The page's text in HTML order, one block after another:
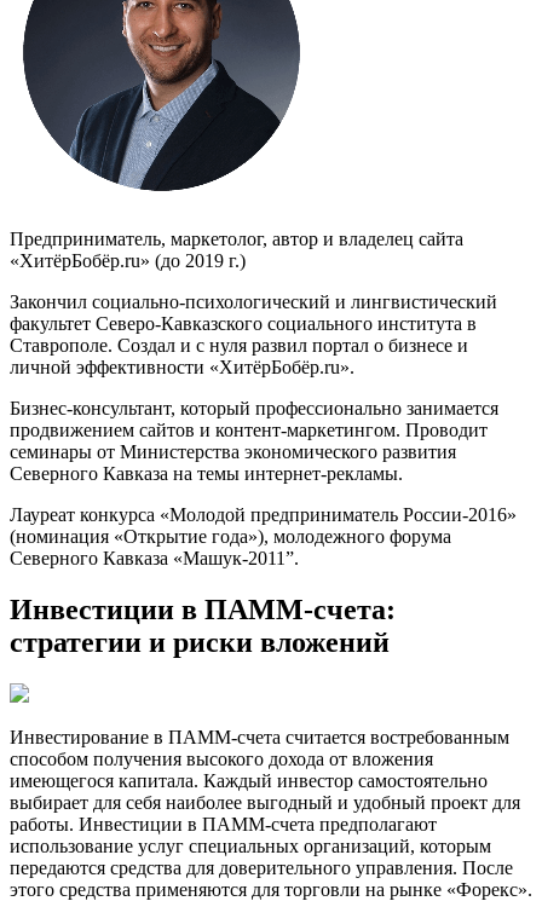
Предприниматель, маркетолог, автор и владелец сайта
«ХитёрБобёр.ru» (до 2019 г.)
Закончил социально-психологический и лингвистический
факультет Северо-Кавказского социального института в
Ставрополе. Создал и с нуля развил портал о бизнесе и
личной эффективности «ХитёрБобёр.ru».
Бизнес-консультант, который профессионально занимается
продвижением сайтов и контент-маркетингом. Проводит
семинары от Министерства экономического развития
Северного Кавказа на темы интернет-рекламы.
Лауреат конкурса «Молодой предприниматель России-2016»
(номинация «Открытие года»), молодежного форума
Северного Кавказа «Машук-2011”.
Инвестиции в ПАММ-счета:
стратегии и риски вложений
Инвестирование в ПАММ-счета считается востребованным
способом получения высокого дохода от вложения
имеющегося капитала. Каждый инвестор самостоятельно
выбирает для себя наиболее выгодный и удобный проект для
работы. Инвестиции в ПАММ-счета предполагают
использование услуг специальных организаций, которым
передаются средства для доверительного управления. После
этого средства применяются для торговли на рынке «Форекс».